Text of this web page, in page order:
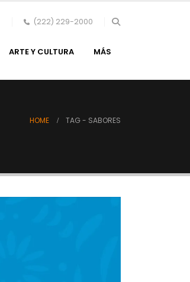
(222) 229-2000
ARTE Y CULTURA MÁS
HOME TAG - SABORES